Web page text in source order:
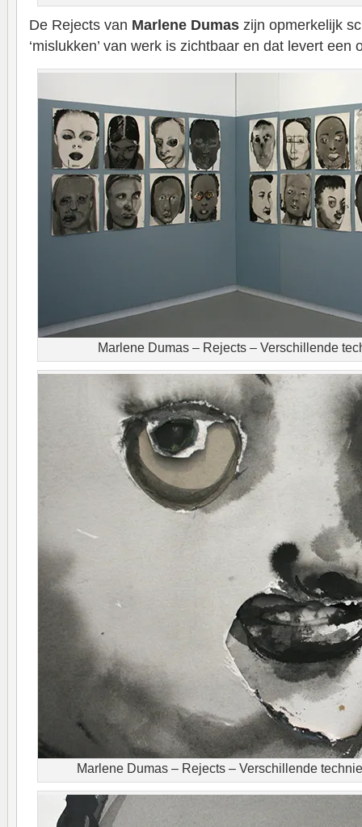
De Rejects van Marlene Dumas zijn opmerkelijk
‘mislukken’ van werk is zichtbaar en dat levert een
Marlene Dumas – Rejects – Verschillende
Marlene Dumas – Rejects – Verschillende